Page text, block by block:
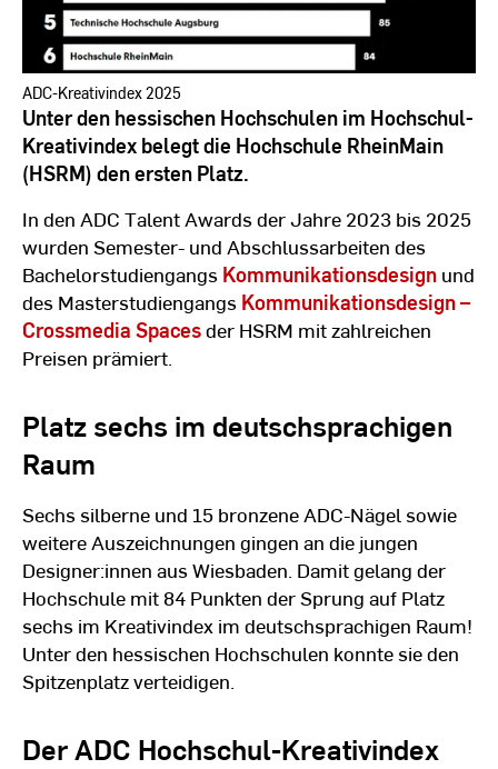
ADC-Kreativindex 2025
Unter den hessischen Hochschulen im Hochschul-
Kreativindex belegt die Hochschule RheinMain
(HSRM) den ersten Platz.
In den ADC Talent Awards der Jahre 2023 bis 2025
wurden Semester- und Abschlussarbeiten des
Bachelorstudiengangs Kommunikationsdesign und
des Masterstudiengangs Kommunikationsdesign –
Crossmedia Spacesder HSRM mit zahlreichen
Preisen prämiert.
Platz sechs im deutschsprachigen
Raum
Sechs silberne und 15 bronzene ADC-Nägel sowie
weitere Auszeichnungen gingen an die jungen
Designer:innen aus Wiesbaden. Damit gelang der
Hochschule mit 84 Punkten der Sprung auf Platz
sechs im Kreativindex im deutschsprachigen Raum!
Unter den hessischen Hochschulen konnte sie den
Spitzenplatz verteidigen.
Der ADC Hochschul-Kreativindex